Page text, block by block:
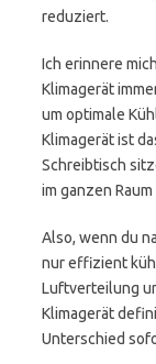
reduziert.
Ich erinnere
Klimagerät
um optimale
Klimagerät ist
Schreibtisch
im ganzen
Also, wenn du
nur effizient
Luftverteilung
Klimagerät
Unterschied